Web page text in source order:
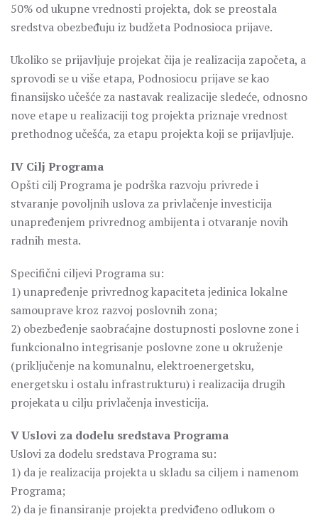
50% od ukupne vrednosti projekta, dok se preostala
sredstva obezbeđuju iz budžeta Podnosioca prijave.
Ukoliko se prijavljuje projekat čija je realizacija započeta, a
sprovodi se u više etapa, Podnosiocu prijave se kao
finansijsko učešće za nastavak realizacije sledeće, odnosno
nove etape u realizaciji tog projekta priznaje vrednost
prethodnog učešća, za etapu projekta koji se prijavljuje.
IV Cilj Programa
Opšti cilj Programa je podrška razvoju privrede i
stvaranje povoljnih uslova za privlačenje investicija
unapređenjem privrednog ambijenta i otvaranje novih
radnih mesta.
Specifični ciljevi Programa su:
1) unapređenje privrednog kapaciteta jedinica lokalne
samouprave kroz razvoj poslovnih zona;
2) obezbeđenje saobraćajne dostupnosti poslovne zone i
funkcionalno integrisanje poslovne zone u okruženje
(priključenje na komunalnu, elektroenergetsku,
energetsku i ostalu infrastrukturu) i realizacija drugih
projekata u cilju privlačenja investicija.
V Uslovi za dodelu sredstava Programa
Uslovi za dodelu sredstava Programa su:
1) da je realizacija projekta u skladu sa ciljem i namenom
Programa;
2) da je finansiranje projekta predviđeno odlukom o